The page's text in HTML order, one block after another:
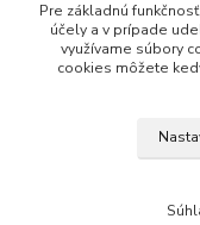
Kuchyňa
2013 - 2025
Pre základnú
účely a v prípade
využívame súbory
cookies môžete